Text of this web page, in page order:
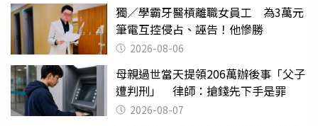
獨／學霸牙醫槓離職女員工 為3萬元
筆電互控侵占、誣告！他慘勝
2026-08-06
母親過世當天提領206萬辦後事「父子
遭判刑」 律師：搶錢先下手是罪
2026-08-07